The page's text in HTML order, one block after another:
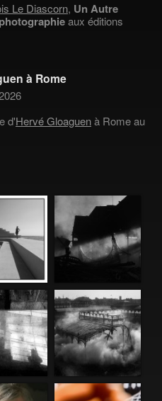
Le Diascorn, Un Autre
aux éditions
à Rome
d'Hervé Gloaguenà Rome au